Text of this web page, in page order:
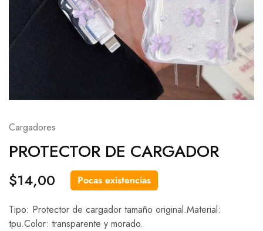
Cargadores
PROTECTOR DE CARGADOR
$14,00 Pocas existencias
Tipo: Protector de cargador tamaño original.Material:
tpu.Color: transparente y morado.